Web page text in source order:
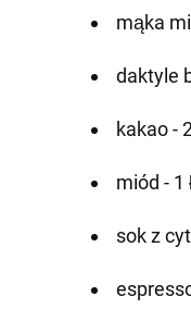
mąka
daktyle
kakao -
miód - 1
sok z